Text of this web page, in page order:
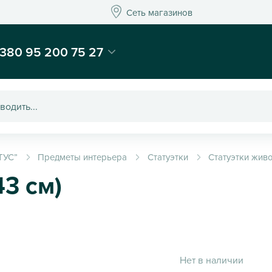
Сеть магазиновСеть магазинов
магазин подарков и декора - Kaktus
95 200 75 27
Предметы интерьера Статуэтки Статуэтки
см)
Нет в наличии